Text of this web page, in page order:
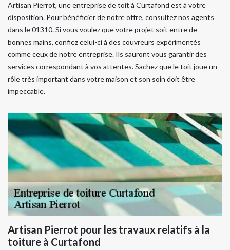
Artisan Pierrot, une entreprise de toit à Curtafond est à votre
disposition. Pour bénéficier de notre offre, consultez nos agents
dans le 01310. Si vous voulez que votre projet soit entre de
bonnes mains, confiez celui-ci à des couvreurs expérimentés
comme ceux de notre entreprise. Ils sauront vous garantir des
services correspondant à vos attentes. Sachez que le toit joue un
rôle très important dans votre maison et son soin doit être
impeccable.
Artisan Pierrot pour les travaux relatifs à la
toiture à Curtafond